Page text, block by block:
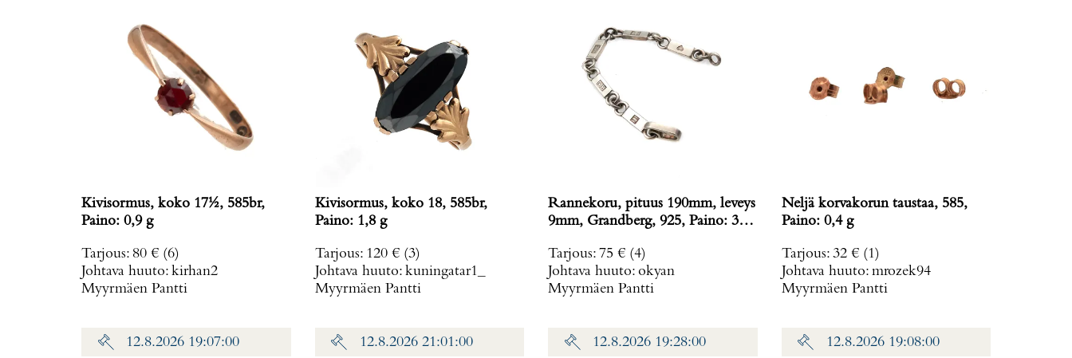
Kivisormus, koko 17½, 585br,
Paino: 0,9 g
Tarjous: 80 € (6)
Johtava huuto: kirhan2
Myyrmäen Pantti
Kivisormus, koko 18, 585br,
Paino: 1,8 g
Tarjous: 120 € (3)
Johtava huuto: kuningatar1_
Myyrmäen Pantti
Rannekoru, pituus 190mm, leveys
9mm, Grandberg, 925, Paino: 38,2
Tarjous: 75 € (4)
Johtava huuto: okyan
Myyrmäen Pantti
Neljä korvakorun taustaa, 585,
Paino: 0,4 g
Tarjous: 32 € (1)
Johtava huuto: mrozek94
Myyrmäen Pantti
12.8.2026 19:07:00 12.8.2026 21:01:00 12.8.2026 19:28:00 12.8.2026 19:08:00